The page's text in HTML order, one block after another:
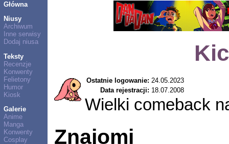
Główna
Niusy
Archiwum
Inne serwisy
Dodaj niusa
Teksty
Recenzje
Konwenty
Felietony
Humor
Kiosk
Galerie
Anime
Manga
Konwenty
Cosplay
Ostatnie logowanie: 24.05.2023
Data rejestracji: 18.07.2008
Wielki comeback
Znajomi